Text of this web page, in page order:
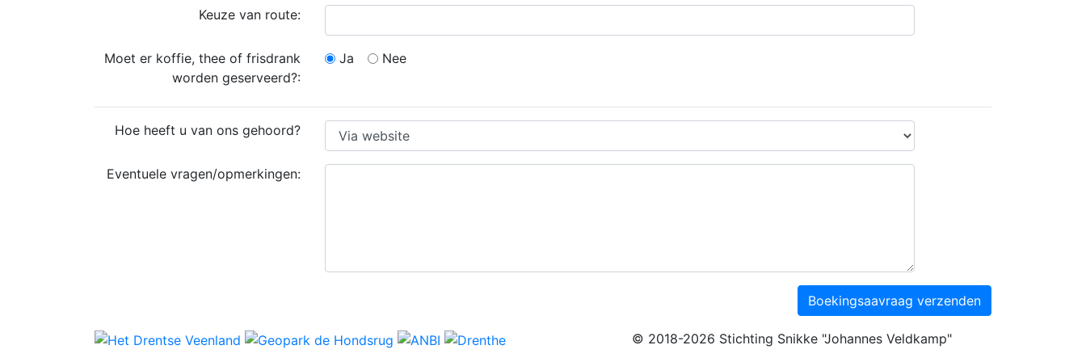
Keuze van route:
Moet er koffie, thee of frisdrank
worden geserveerd?:
Ja Nee
Hoe heeft u van ons gehoord?
Eventuele vragen/opmerkingen:
Boekingsaavraag verzenden
© 2018-2026 Stichting Snikke "Johannes Veldkamp"